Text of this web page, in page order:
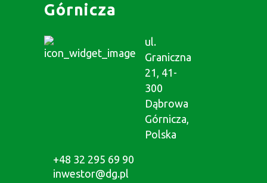
Górnicza
ul.
Graniczna
21, 41-
300
Dąbrowa
Górnicza,
Polska
+48 32 295 69 90
inwestor@dg.pl